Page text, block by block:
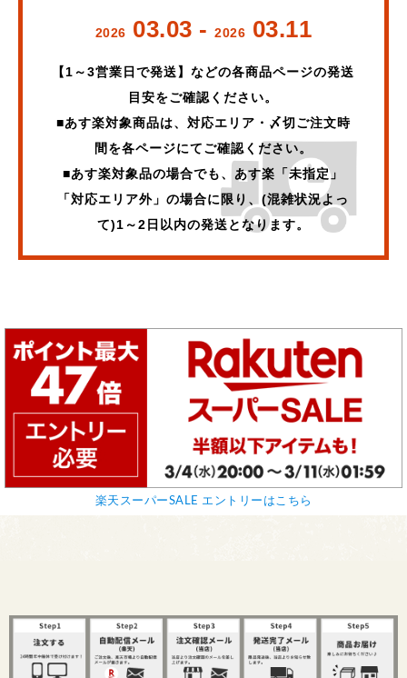
2026 03.03 - 2026 03.11
【1～3営業日で発送】などの各商品ページの発送
目安をご確認ください。
■あす楽対象商品は、対応エリア・〆切ご注文時
間を各ページにてご確認ください。
■あす楽対象品の場合でも、あす楽「未指定」
「対応エリア外」の場合に限り、(混雑状況よっ
て)1～2日以内の発送となります。
楽天スーパーSALE エントリーはこちら